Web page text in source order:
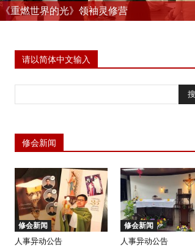
《重燃世界的光》领袖灵修营
请以简体中文输入
修会新闻
修会新闻
人事异动公告
修会新闻
人事异动公告